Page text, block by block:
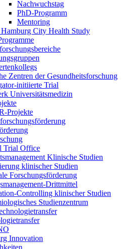
Nachwuchstag
PhD-Programm
Mentoring
City Health Study
Zentren der Gesundheitsforschung
initiierte Trial
Universitätsmedizin
Projekte
Trial Office
Klinische Studien
klinischer Studien
Forschungsförderung
Drittmittel
Controlling klinischer Studien
Studienzentrum
Innovation